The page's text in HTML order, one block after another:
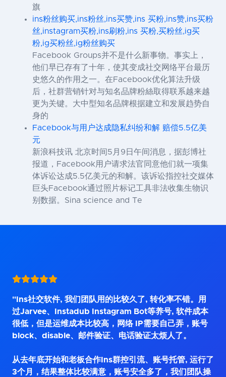
旗
ins粉丝购买,ins粉丝,ins买赞,ins 买粉,ins赞,ins买粉
丝,instagram买粉,ins刷粉,ins 买粉,买粉丝,ig买
粉,ig买粉丝,ig粉丝购买
Facebook Groups并不是什么新事物。事实上，
他们早已存有了十年，使其变成社交网络平台最历
史悠久的作用之一。在Facebook优化算法升级
后，社群营销针对与知名品牌粉絲取得联系越来越
更为关键。大中型知名品牌根据建立和发展趋势自
身的
Facebook与用户达成隐私纠纷和解 赔偿5.5亿美
元
新浪科技讯 北京时间5月9日午间消息，据彭博社
报道，Facebook用户请求法官同意他们就一项集
体诉讼达成5.5亿美元的和解。该诉讼指控社交媒体
巨头Facebook通过照片标记工具非法收集生物识
别数据。Sina science and Te
"Ins社交软件, 我们团队用的比较久了, 转化率不错。用
过Jarvee、Instadub Instagram Bot等养号, 软件成本
很低，但是运维成本比较高，网络 IP需要自己弄，账号
block、disable、邮件验证、电话验证太烦人了。
从去年底开始和老板合作Ins群控引流、账号托管, 运行了
3个月，结果整体比较满意，账号安全多了，我们团队操